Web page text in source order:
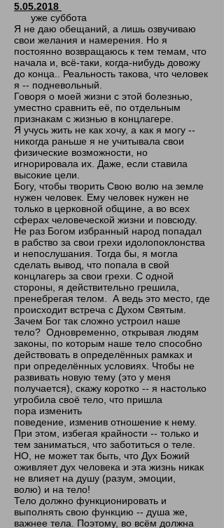
5.05.2018
уже суббота
Я не даю обещаний, а лишь озвучиваю
свои желания и намерения. Но я
постоянно возвращаюсь к тем темам, что
начала и, всё-таки, когда-нибудь довожу
до конца.. Реальность такова, что человек
я -- подневольный.
Говоря о моей жизни с этой болезнью,
уместно сравнить её, по отдельным
признакам с жизнью в концлагере.
Я учусь жить не как хочу, а как я могу --
никогда раньше я не учитывала свои
физические возможности, но
игнорировала их. Даже, если ставила
высокие цели.
Богу, чтобы творить Свою волю на земле
нужен человек. Ему человек нужен не
только в церковной общине, а во всех
сферах человеческой жизни и повсюду.
Не раз Богом избранный народ попадал
в рабство за свои грехи идолопоклонства
и непослушания. Тогда бы, я могла
сделать вывод, что попала в свой
концлагерь за свои грехи. С одной
стороны, я действительно грешила,
пренебрегая телом. А ведь это место, где
происходит встреча с Духом Святым.
Зачем Бог так сложно устроил наше
тело? Одновременно, открывая людям
законы, по которым наше тело способно
действовать в определённых рамках и
при определённых условиях. Чтобы не
развивать новую тему (это у меня
получается), скажу коротко -- я настолько
угробила своё тело, что пришла
пора изменить
поведение, изменив отношение к нему.
При этом, избегая крайности -- только и
тем заниматься, что заботиться о теле.
НО, не может так быть, что Дух Божий
оживляет дух человека и эта жизнь никак
не влияет на душу (разум, эмоции,
волю) и на тело!
Тело должно функционировать и
выполнять свою функцию -- душа же,
важнее тела. Поэтому, во всём должна